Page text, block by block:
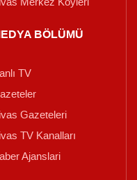
BÖLÜMÜ
TV
Gazeteleri
TV Kanalları
Ajanslari